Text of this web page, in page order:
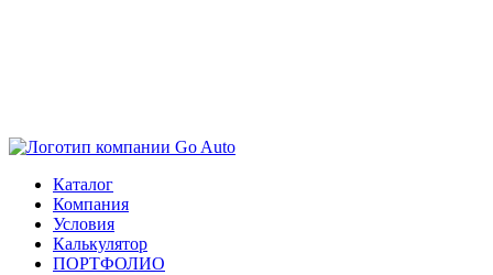
Каталог
Компания
Условия
Калькулятор
ПОРТФОЛИО